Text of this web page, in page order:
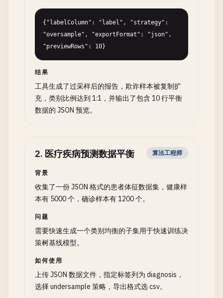
{"labelColumn": "label", "strategy":
"oversample", "exportFormat": "json",
"previewRows": 10}
结果
工具生成了过采样后的报告，欺诈样本被复制扩
充，类别比例达到 1:1，并输出了包含 10 行平衡
数据的 JSON 预览。
2. 医疗疾病预测数据平衡 算法工程师
背景
收集了一份 JSON 格式的患者体征数据集，健康样
本有 5000 个，确诊样本有 1200 个。
问题
需要快速生成一个类别均衡的子集用于快速训练决
策树基线模型。
如何使用
上传 JSON 数据文件，指定标签列为 diagnosis，
选择 undersample 策略，导出格式选 csv。